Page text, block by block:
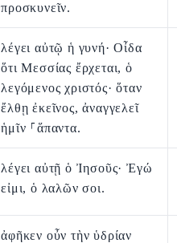
προσκυνεῖν.
λέγει αὐτῷ ἡ γυνή· Οἶδα
ὅτι Μεσσίας ἔρχεται, ὁ
λεγόμενος χριστός· ὅταν
ἔλθῃ ἐκεῖνος, ἀναγγελεῖ
ἡμῖν ⸀ἅπαντα.
λέγει αὐτῇ ὁ Ἰησοῦς· Ἐγώ
εἰμι, ὁ λαλῶν σοι.
ἀφῆκεν οὖν τὴν ὑδρίαν